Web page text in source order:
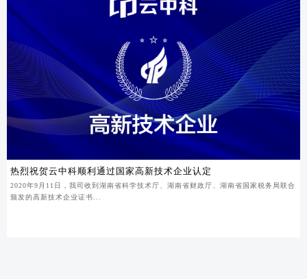
热烈祝贺云中科顺利通过国家高新技术企业认定
2020年9月11日，我司收到湖南省科学技术厅、湖南省财政厅、湖南省国家税务局联合
颁发的高新技术企业证书...